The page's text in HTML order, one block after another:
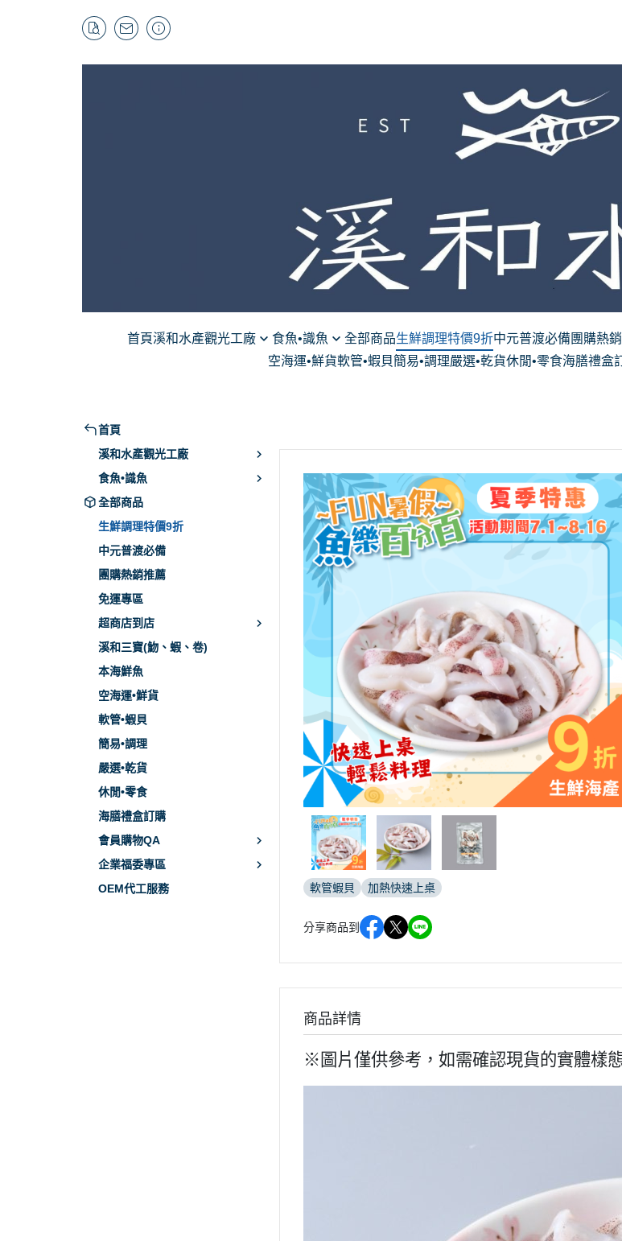
首頁溪和水產觀光工廠
DIY體驗介紹
海膳食堂菜單
傳承四代的歷史
口碑好評
食魚•識魚
料理影片-蝦蟹貝料理
料理影片-海藻料理
料理影片-調理食品料理
全部商品生鮮調理特價9折中元普渡必備團購熱
空海運•鮮貨軟管•蝦貝簡易•調理嚴選•乾貨休閒•零食海膳禮盒
特
首頁
溪和水產觀光工廠
食魚•識魚
全部商品
生鮮調理特價9折
中元普渡必備
團購熱銷推薦
免運專區
超商店到店
溪和三寶(魩、蝦、卷)
本海鮮魚
空海運•鮮貨
軟管•蝦貝
簡易•調理
嚴選•乾貨
休閒•零食
海膳禮盒訂購
會員購物QA
企業福委專區
OEM代工服務
軟管蝦貝 加熱快速上桌
分享商品到
商品詳情
※圖片僅供參考，如需確認現貨的實體樣